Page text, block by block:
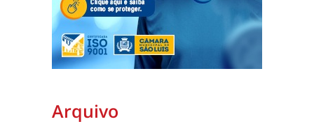
Arquivo